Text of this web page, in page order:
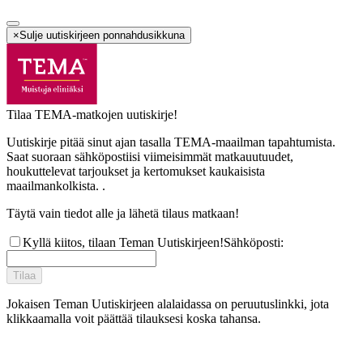
×Sulje uutiskirjeen ponnahdusikkuna
Tilaa TEMA-matkojen uutiskirje!
Uutiskirje pitää sinut ajan tasalla TEMA-maailman tapahtumista.
Saat suoraan sähköpostiisi viimeisimmät matkauutuudet,
houkuttelevat tarjoukset ja kertomukset kaukaisista
maailmankolkista. .
Täytä vain tiedot alle ja lähetä tilaus matkaan!
Kyllä kiitos, tilaan Teman Uutiskirjeen!Sähköposti:
Tilaa
Jokaisen Teman Uutiskirjeen alalaidassa on peruutuslinkki, jota
klikkaamalla voit päättää tilauksesi koska tahansa.